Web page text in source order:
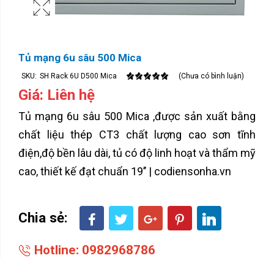
Tủ mạng 6u sâu 500 Mica
SKU: SH Rack 6U D500 Mica (Chưa có bình luận)
Giá: Liên hệ
Tủ mạng 6u sâu 500 Mica ,được sản xuất bằng
chất liệu thép CT3 chất lượng cao sơn tĩnh
điện,độ bền lâu dài, tủ có độ linh hoạt và thẩm mỹ
cao, thiết kế đạt chuẩn 19’’ | codiensonha.vn
Chia sẻ:
Hotline: 0982968786